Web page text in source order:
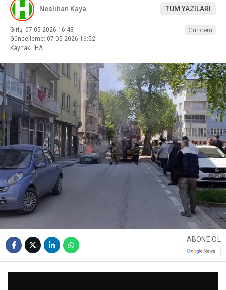
Neslihan Kaya TÜM YAZILARI
Giriş: 07-05-2026 16:43
Güncelleme: 07-05-2026 16:52
Kaynak: İHA
Gündem
ABONE OL